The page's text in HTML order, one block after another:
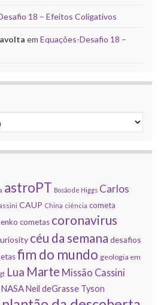
18 – Efeitos Coligativos
em Equações-Desafio 18 –
astroPT Bosão de Higgs Carlos
CAUP China ciência cometa
cometas coronavirus
céu da semana desafios
fim do mundo geologia em
Lua Marte Missão Cassini
NASANeil deGrasse Tyson